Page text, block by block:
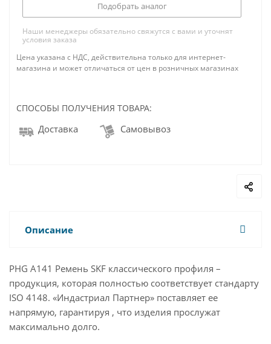
Подобрать аналог
Наши менеджеры обязательно свяжутся с вами и уточнят
условия заказа
Цена указана с НДС, действительна только для интернет-
магазина и может отличаться от цен в розничных магазинах
СПОСОБЫ ПОЛУЧЕНИЯ ТОВАРА:
Доставка Самовывоз
Описание
PHG A141 Ремень SKF классического профиля –
продукция, которая полностью соответствует стандарту
ISO 4148. «Индастриал Партнер» поставляет ее
напрямую, гарантируя , что изделия прослужат
максимально долго.